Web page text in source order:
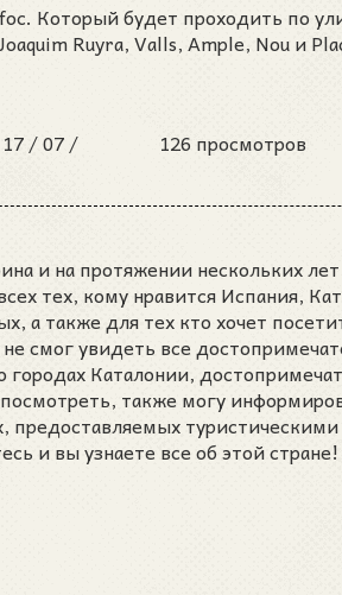
Который будет проходить по
Ruyra, Valls, Ample, Nou и
/07 /
126 просмотров
и на протяжении нескольких
тех, кому нравится Испания,
а также для тех кто хочет
смог увидеть все
городах Каталонии,
также могу
предоставляемых
и вы узнаете все об этой стране!